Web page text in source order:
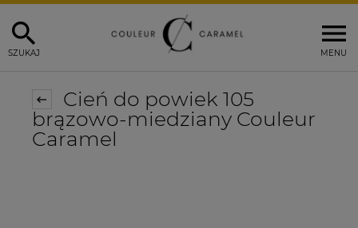
MENU
SZUKAJ
Cień do powiek 105
brązowo-miedziany Couleur
Caramel